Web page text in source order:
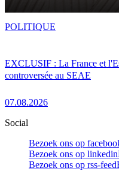
EXCLUSIF : La France et
controversée au SEAE
07.08.2026
POLITIQUE
Social
Bezoek ons op
Bezoek ons op linkedin
Bezoek ons op rss-feed